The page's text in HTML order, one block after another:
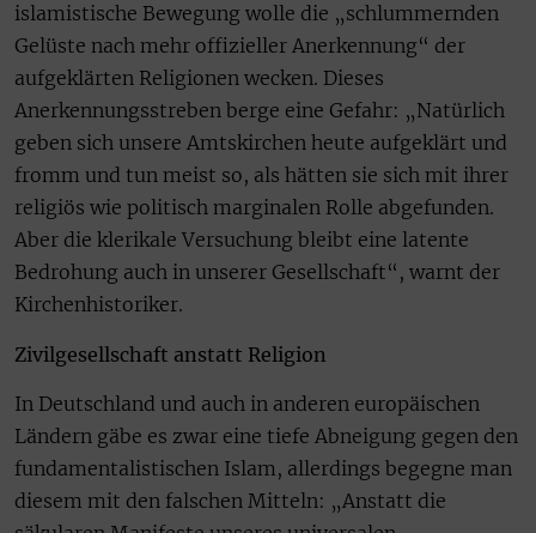
islamistische Bewegung wolle die „schlummernden
Gelüste nach mehr offizieller Anerkennung“ der
aufgeklärten Religionen wecken. Dieses
Anerkennungsstreben berge eine Gefahr: „Natürlich
geben sich unsere Amtskirchen heute aufgeklärt und
fromm und tun meist so, als hätten sie sich mit ihrer
religiös wie politisch marginalen Rolle abgefunden.
Aber die klerikale Versuchung bleibt eine latente
Bedrohung auch in unserer Gesellschaft“, warnt der
Kirchenhistoriker.
Zivilgesellschaft anstatt Religion
In Deutschland und auch in anderen europäischen
Ländern gäbe es zwar eine tiefe Abneigung gegen den
fundamentalistischen Islam, allerdings begegne man
diesem mit den falschen Mitteln: „Anstatt die